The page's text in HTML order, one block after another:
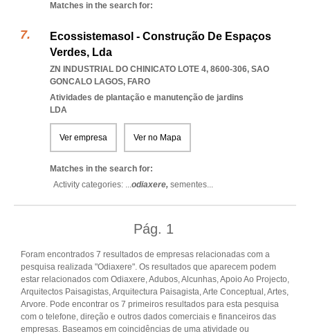
Matches in the search for:
Ecossistemasol - Construção De Espaços
Verdes, Lda
ZN INDUSTRIAL DO CHINICATO LOTE 4, 8600-306, SAO
GONCALO LAGOS, FARO
Atividades de plantação e manutenção de jardins
LDA
Ver empresa Ver no Mapa
Matches in the search for:
Activity categories: ...odiaxere, sementes...
Pág. 1
Foram encontrados 7 resultados de empresas relacionadas com a
pesquisa realizada "Odiaxere". Os resultados que aparecem podem
estar relacionados com Odiaxere, Adubos, Alcunhas, Apoio Ao Projecto,
Arquitectos Paisagistas, Arquitectura Paisagista, Arte Conceptual, Artes,
Arvore. Pode encontrar os 7 primeiros resultados para esta pesquisa
com o telefone, direção e outros dados comerciais e financeiros das
empresas. Baseamos em coincidências de uma atividade ou